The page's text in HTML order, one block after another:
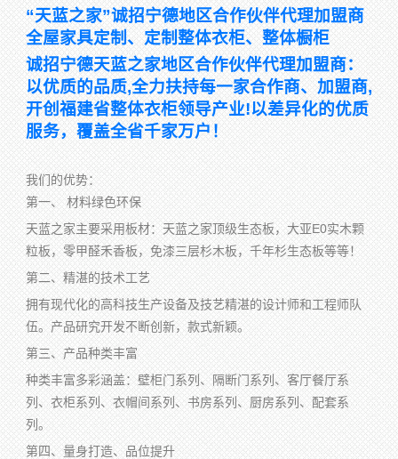
“天蓝之家”诚招宁德地区合作伙伴代理加盟商
全屋家具定制、定制整体衣柜、整体橱柜
诚招宁德天蓝之家地区合作伙伴代理加盟商：
以优质的品质,全力扶持每一家合作商、加盟商,
开创福建省整体衣柜领导产业!以差异化的优质
服务，覆盖全省千家万户！
我们的优势：
第一、 材料绿色环保
天蓝之家主要采用板材：天蓝之家顶级生态板，大亚E0实木颗
粒板，零甲醛禾香板，免漆三层杉木板，千年杉生态板等等！
第二、精湛的技术工艺
拥有现代化的高科技生产设备及技艺精湛的设计师和工程师队
伍。产品研究开发不断创新，款式新颖。
第三、产品种类丰富
种类丰富多彩涵盖：壁柜门系列、隔断门系列、客厅餐厅系
列、衣柜系列、衣帽间系列、书房系列、厨房系列、配套系
列。
第四、量身打造、品位提升